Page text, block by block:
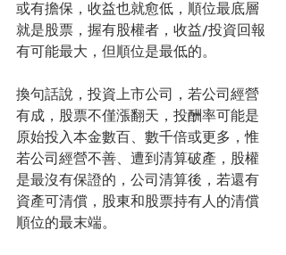
或有擔保，收益也就愈低，順位最底層
就是股票，握有股權者，收益/投資回報
有可能最大，但順位是最低的。
換句話說，投資上市公司，若公司經營
有成，股票不僅漲翻天，投酬率可能是
原始投入本金數百、數千倍或更多，惟
若公司經營不善、遭到清算破產，股權
是最沒有保證的，公司清算後，若還有
資產可清償，股東和股票持有人的清償
順位的最末端。